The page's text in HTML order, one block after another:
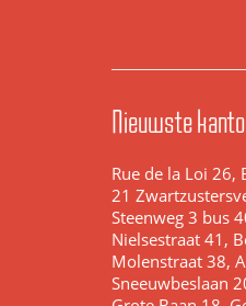
Nieuwste
Rue de la Loi 26,
21
Steenweg 3 bus
Nielsestraat 41,
Molenstraat 38,
Sneeuwbeslaan